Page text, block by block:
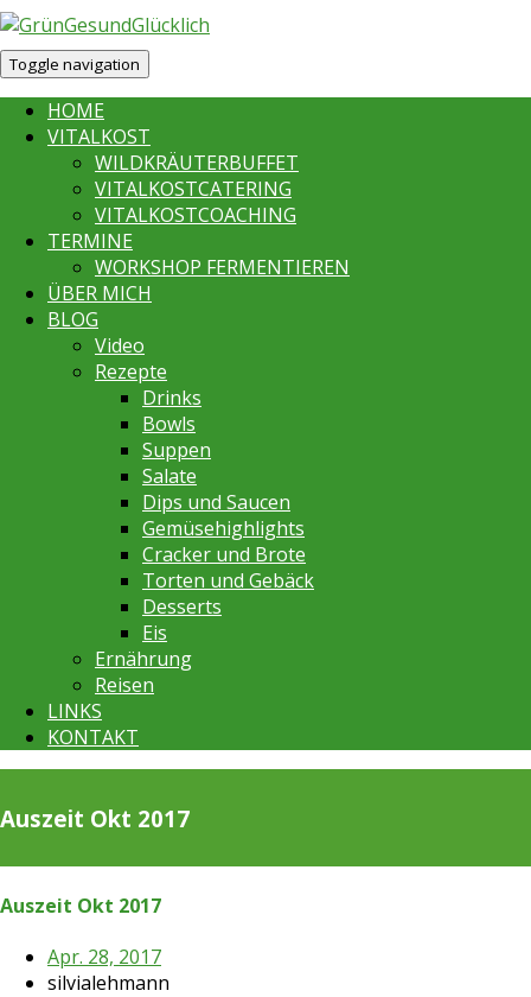
Toggle navigation
HOME
VITALKOST
WILDKRÄUTERBUFFET
VITALKOSTCATERING
VITALKOSTCOACHING
TERMINE
WORKSHOP FERMENTIEREN
ÜBER MICH
BLOG
Video
Rezepte
Drinks
Bowls
Suppen
Salate
Dips und Saucen
Gemüsehighlights
Cracker und Brote
Torten und Gebäck
Desserts
Eis
Ernährung
Reisen
LINKS
KONTAKT
Auszeit Okt 2017
Auszeit Okt 2017
Apr. 28, 2017
silvialehmann